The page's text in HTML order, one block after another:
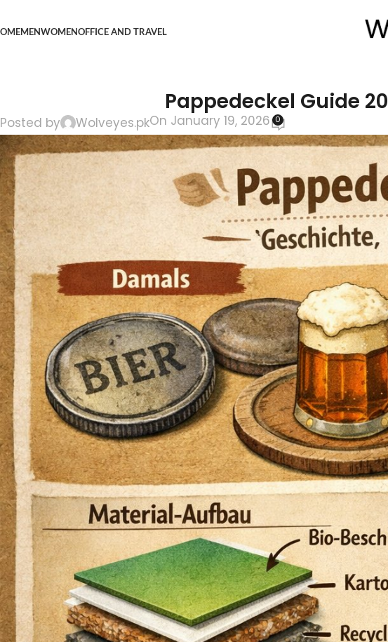
MENWOMENOFFICE AND TRAVEL
Pappedeckel Guide
Posted by Wolveyes.pkOn January 19, 2026 0